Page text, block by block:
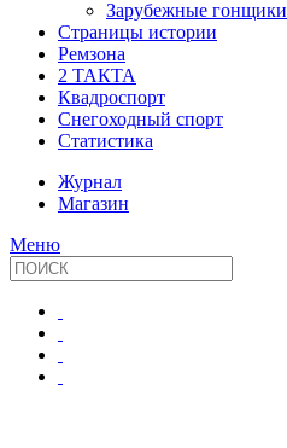
Зарубежные гонщики
Страницы истории
Ремзона
2 ТАКТА
Квадроспорт
Снегоходный спорт
Статистика
Журнал
Магазин
Меню